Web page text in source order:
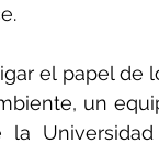
el papel de
un